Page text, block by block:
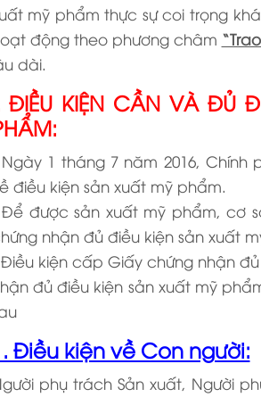
mỹ phẩm thực sự coi trọng
động theo phương châm
dài.
ĐIỀU KIỆN CẦN VÀ ĐỦ
1 tháng 7 năm 2016, Chính
điều kiện sản xuất mỹ phẩm.
được sản xuất mỹ phẩm, cơ
nhận đủ điều kiện sản xuất
kiện cấp Giấy chứng nhận
đủ điều kiện sản xuất mỹ
Điều kiện về Con người:
phụ trách Sản xuất, Người